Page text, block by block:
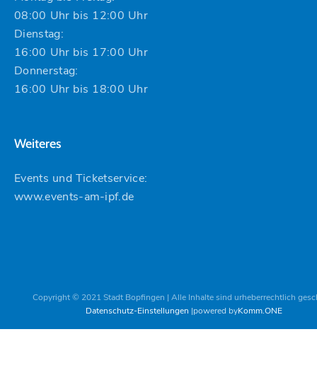
08:00 Uhr bis 12:00 Uhr
Dienstag:
16:00 Uhr bis 17:00 Uhr
Donnerstag:
16:00 Uhr bis 18:00 Uhr
Weiteres
Events und Ticketservice:
www.events-am-ipf.de
Copyright © 2021 Stadt Bopfingen | Alle Inhalte sind urheberrechtlich
Datenschutz-Einstellungen powered byKomm.ONE